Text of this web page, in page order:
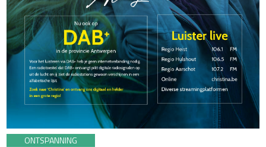
ONTSPANNING